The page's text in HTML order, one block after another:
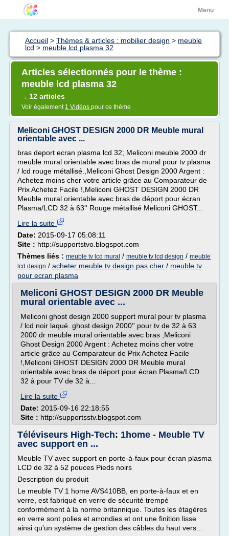
Menu
Accueil > Thèmes & articles : mobilier design > meuble
lcd > meuble lcd plasma 32
Articles sélectionnés pour le thème :
meuble lcd plasma 32
→ 12 articles
Voir également 1 Vidéos pour ce thème
Meliconi GHOST DESIGN 2000 DR Meuble mural
orientable avec ...
bras deport ecran plasma lcd 32; Meliconi meuble 2000 dr
meuble mural orientable avec bras de mural pour tv plasma
/ lcd rouge métallisé.,Meliconi Ghost Design 2000 Argent :
Achetez moins cher votre article grâce au Comparateur de
Prix Achetez Facile !,Meliconi GHOST DESIGN 2000 DR
Meuble mural orientable avec bras de déport pour écran
Plasma/LCD 32 à 63'' Rouge métallisé Meliconi GHOST...
Lire la suite
Date: 2015-09-17 05:08:11
Site : http://supportstvo.blogspot.com
Thèmes liés : meuble tv lcd mural / meuble tv lcd design / meuble
lcd design / acheter meuble tv design pas cher / meuble tv
pour ecran plasma
Meliconi GHOST DESIGN 2000 DR Meuble
mural orientable avec ...
Meliconi ghost design 2000 support mural pour tv plasma
/ lcd noir laqué. ghost design 2000'' pour tv de 32 à 63
2000 dr meuble mural orientable avec bras ,Meliconi
Ghost Design 2000 Argent : Achetez moins cher votre
article grâce au Comparateur de Prix Achetez Facile
!,Meliconi GHOST DESIGN 2000 DR Meuble mural
orientable avec bras de déport pour écran Plasma/LCD
32 à pour TV de 32 à...
Lire la suite
Date: 2015-09-16 22:18:55
Site : http://supportsstv.blogspot.com
Téléviseurs High-Tech: 1home - Meuble TV
avec support en ...
Meuble TV avec support en porte-à-faux pour écran plasma
LCD de 32 à 52 pouces Pieds noirs
Description du produit
Le meuble TV 1 home AVS410BB, en porte-à-faux et en
verre, est fabriqué en verre de sécurité trempé
conformément à la norme britannique. Toutes les étagères
en verre sont polies et arrondies et ont une finition lisse
ainsi qu'un système de gestion des câbles du haut vers...